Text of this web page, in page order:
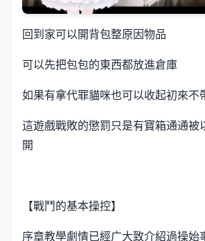
回到家可以開背包整原因物品
可以先把包包的東西都放進倉庫
如果有拿代罪貓咪也可以收起初來不
這遊戲戰敗的懲罰只是有寶箱通通被
開
【戰鬥的基本操控】
序章教學劇情已經广大致介紹過操始